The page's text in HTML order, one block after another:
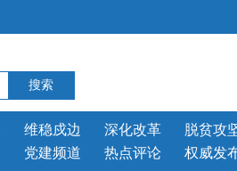
维稳戍边 深化改革
脱贫攻
党建频道
热点评论 权威发